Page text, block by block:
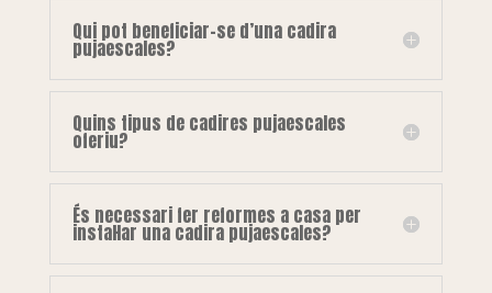
Qui pot beneficiar-se d’una cadira
pujaescales?
Quins tipus de cadires pujaescales
oferiu?
És necessari fer reformes a casa per
instal·lar una cadira pujaescales?